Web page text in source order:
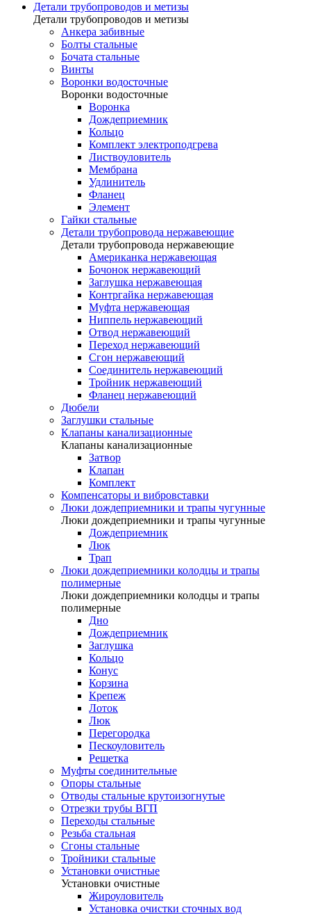
Детали трубопроводов и метизы
Детали трубопроводов и метизы
Анкера забивные
Болты стальные
Бочата стальные
Винты
Воронки водосточные
Воронки водосточные
Воронка
Дождеприемник
Кольцо
Комплект электроподгрева
Листвоуловитель
Мембрана
Удлинитель
Фланец
Элемент
Гайки стальные
Детали трубопровода нержавеющие
Детали трубопровода нержавеющие
Американка нержавеющая
Бочонок нержавеющий
Заглушка нержавеющая
Контргайка нержавеющая
Муфта нержавеющая
Ниппель нержавеющий
Отвод нержавеющий
Переход нержавеющий
Сгон нержавеющий
Соединитель нержавеющий
Тройник нержавеющий
Фланец нержавеющий
Дюбели
Заглушки стальные
Клапаны канализационные
Клапаны канализационные
Затвор
Клапан
Комплект
Компенсаторы и вибровставки
Люки дождеприемники и трапы чугунные
Люки дождеприемники и трапы чугунные
Дождеприемник
Люк
Трап
Люки дождеприемники колодцы и трапы
полимерные
Люки дождеприемники колодцы и трапы
полимерные
Дно
Дождеприемник
Заглушка
Кольцо
Конус
Корзина
Крепеж
Лоток
Люк
Перегородка
Пескоуловитель
Решетка
Муфты соединительные
Опоры стальные
Отводы стальные крутоизогнутые
Отрезки трубы ВГП
Переходы стальные
Резьба стальная
Сгоны стальные
Тройники стальные
Установки очистные
Установки очистные
Жироуловитель
Установка очистки сточных вод